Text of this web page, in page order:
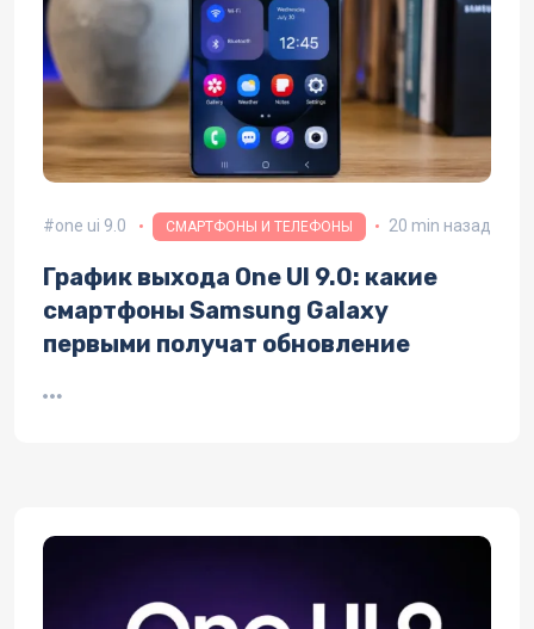
one ui 9.0 СМАРТФОНЫ И ТЕЛЕФОНЫ 20 min назад
График выхода One UI 9.0: какие
смартфоны Samsung Galaxy
первыми получат обновление